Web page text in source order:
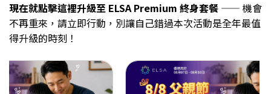
現在就點擊這裡升級至 ELSA Premium 終身套餐 —— 機會
不再重來，請立即行動，別讓自己錯過本次活動是全年最值
得升級的時刻！